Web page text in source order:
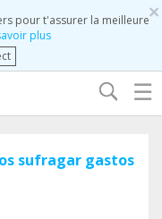
×
pour t'assurer la meilleure
plus
☰
sufragar gastos